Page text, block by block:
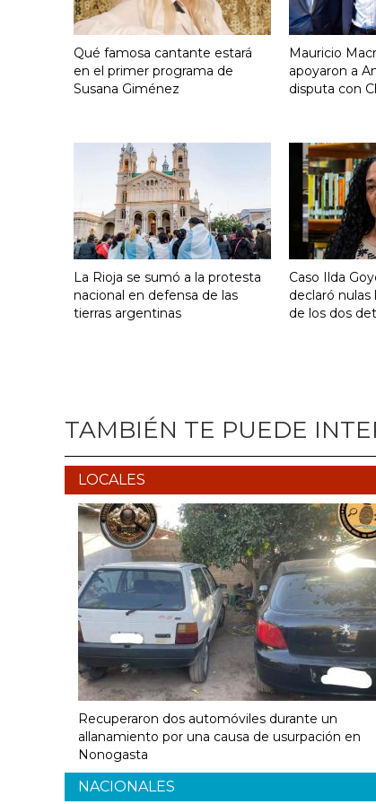
Qué famosa cantante estará
en el primer programa de
Susana Giménez
Mauricio
apoyaron a
disputa con
La Rioja se sumó a la protesta
nacional en defensa de las
tierras argentinas
Caso Ilda
declaró nulas
de los dos
TAMBIÉN TE PUEDE
LOCALES
Recuperaron dos automóviles durante un
allanamiento por una causa de usurpación en
Nonogasta
NACIONALES